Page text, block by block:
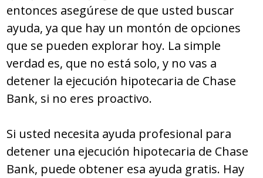
entonces asegúrese de que usted buscar
ayuda, ya que hay un montón de opciones
que se pueden explorar hoy. La simple
verdad es, que no está solo, y no vas a
detener la ejecución hipotecaria de Chase
Bank, si no eres proactivo.
Si usted necesita ayuda profesional para
detener una ejecución hipotecaria de Chase
Bank, puede obtener esa ayuda gratis. Hay